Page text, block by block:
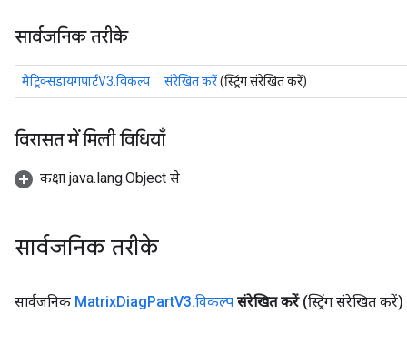
सार्वजनिक तरीके
मैट्रिक्सडायगपार्टV3.विकल्प संरेखित करें(स्ट्रिंग संरेखित करें)
विरासत में मिली विधियाँ
कक्षा java.lang.Object से
सार्वजनिक तरीके
सार्वजनिक MatrixDiagPartV3.विकल्प संरेखित करें (स्ट्रिंग संरेखित करें)